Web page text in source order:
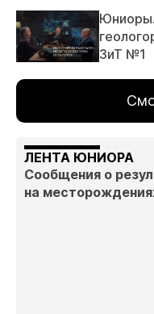
Юниоры.
ЗиТ №1
ЛЕНТА ЮНИОРА
Сообщения о
на